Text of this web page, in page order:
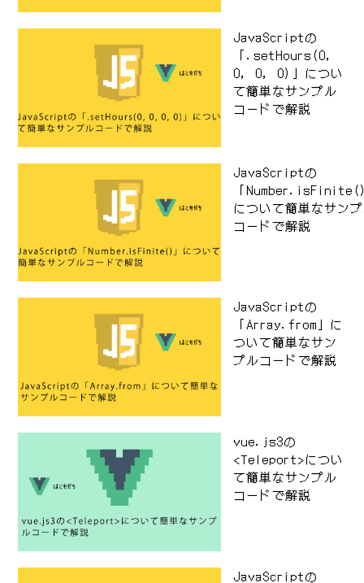
JavaScriptの
「.setHours(0,
0, 0, 0)」につい
て簡単なサンプル
コードで解説
JavaScriptの
「
について簡単なサン
コードで解説
JavaScriptの
「Array.from」に
ついて簡単なサン
プルコードで解説
vue.js3の
<Teleport>につい
て簡単なサンプル
コードで解説
JavaScriptの